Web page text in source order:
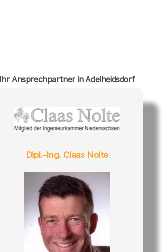
Ihr Ansprechpartner in Adelheidsdorf
Dipl.-Ing. Claas Nolte